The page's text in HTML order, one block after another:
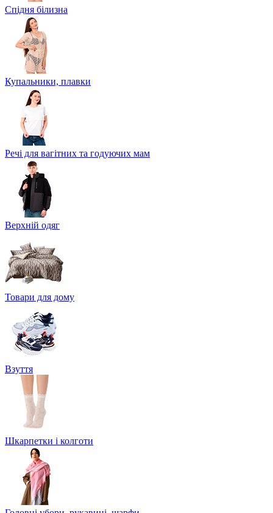
Спідня білизна
Купальники, плавки
Речі для вагітних та годуючих мам
Верхній одяг
Товари для дому
Взуття
Шкарпетки і колготи